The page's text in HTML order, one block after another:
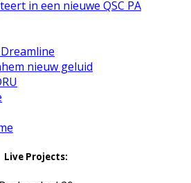
in een nieuwe QSC PA
nieuw geluid
Live Projects: